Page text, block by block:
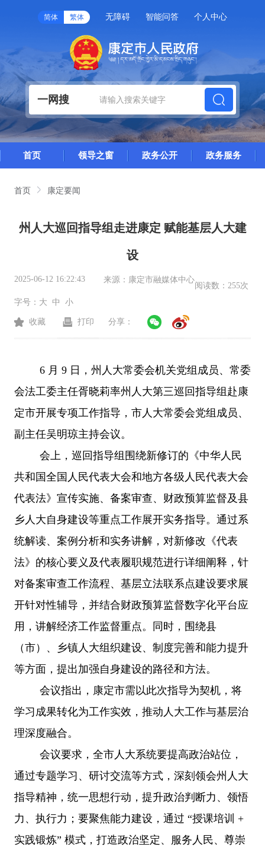
简体 繁体 无障碍 智能问答 个人中心
一网搜
首页 领导之窗 政务公开 政务服务
首页 康定要闻
州人大巡回指导组走进康定 赋能基层人大建
设
2025-06-12 16:22:43 来源： 康定市融媒体中心
阅读数： 255次
字号： 大 中 小
收藏 打印 分享：
6 月 9 日，州人大常委会机关党组成员、常委
会法工委主任胥晓莉率州人大第三巡回指导组赴康
定市开展专项工作指导，市人大常委会党组成员、
副主任吴明琼主持会议。
会上，巡回指导组围绕新修订的《中华人民
共和国全国人民代表大会和地方各级人民代表大会
代表法》宣传实施、备案审查、财政预算监督及县
乡人大自身建设等重点工作展开实务指导。通过系
统解读、案例分析和实务讲解，对新修改《代表
法》的核心要义及代表履职规范进行详细阐释，针
对备案审查工作流程、基层立法联系点建设要求展
开针对性辅导，并结合财政预算监督数字化平台应
用，讲解经济工作监督重点。同时，围绕县
（市）、乡镇人大组织建设、制度完善和能力提升
等方面，提出加强自身建设的路径和方法。
会议指出，康定市需以此次指导为契机，将
学习成果转化为工作实效，推动人大工作与基层治
理深度融合。
会议要求，全市人大系统要提高政治站位，
通过专题学习、研讨交流等方式，深刻领会州人大
指导精神，统一思想行动，提升政治判断力、领悟
力、执行力；要聚焦能力建设，通过 “授课培训 +
实践锻炼” 模式，打造政治坚定、服务人民、尊崇